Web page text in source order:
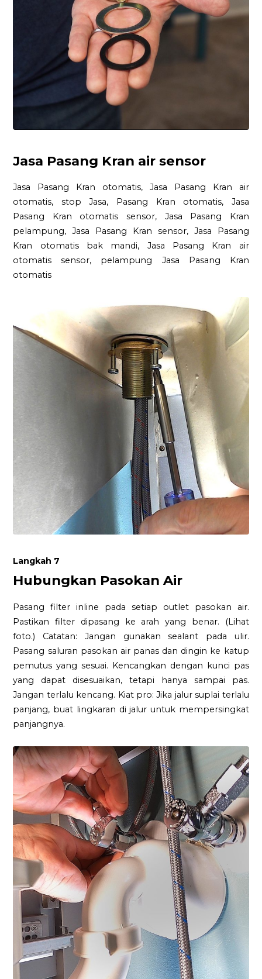
Jasa Pasang Kran air sensor
Jasa Pasang Kran otomatis, Jasa Pasang Kran air
otomatis, stop Jasa, Pasang Kran otomatis, Jasa
Pasang Kran otomatis sensor, Jasa Pasang Kran
pelampung, Jasa Pasang Kran sensor, Jasa Pasang
Kran otomatis bak mandi, Jasa Pasang Kran air
otomatis sensor, pelampung Jasa Pasang Kran
otomatis
Langkah 7
Hubungkan Pasokan Air
Pasang filter inline pada setiap outlet pasokan air.
Pastikan filter dipasang ke arah yang benar. (Lihat
foto.) Catatan: Jangan gunakan sealant pada ulir.
Pasang saluran pasokan air panas dan dingin ke katup
pemutus yang sesuai. Kencangkan dengan kunci pas
yang dapat disesuaikan, tetapi hanya sampai pas.
Jangan terlalu kencang. Kiat pro: Jika jalur suplai terlalu
panjang, buat lingkaran di jalur untuk mempersingkat
panjangnya.